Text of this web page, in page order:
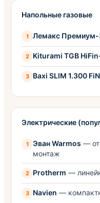
Напольные газовые
Лемакс Премиум-
Kiturami TGB
Baxi SLIM 1.300 FiN
Электрические
Эван Warmos —
монтаж
Protherm —
Navien —